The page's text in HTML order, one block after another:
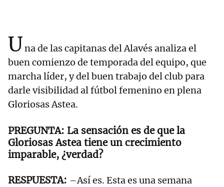
Una de las capitanas del Alavés analiza el
buen comienzo de temporada del equipo, que
marcha líder, y del buen trabajo del club para
darle visibilidad al fútbol femenino en plena
Gloriosas Astea.
La sensación es de que la
Gloriosas Astea tiene un crecimiento
imparable, ¿verdad?
–Así es. Esta es una semana